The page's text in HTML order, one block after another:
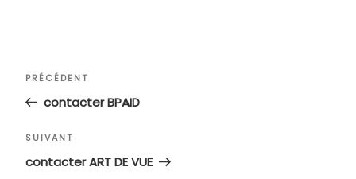
Navigation
l’article
Article
précédent
PRÉCÉDENT
contacter BPAID
Article
suivant
SUIVANT
contacter ART DE VUE